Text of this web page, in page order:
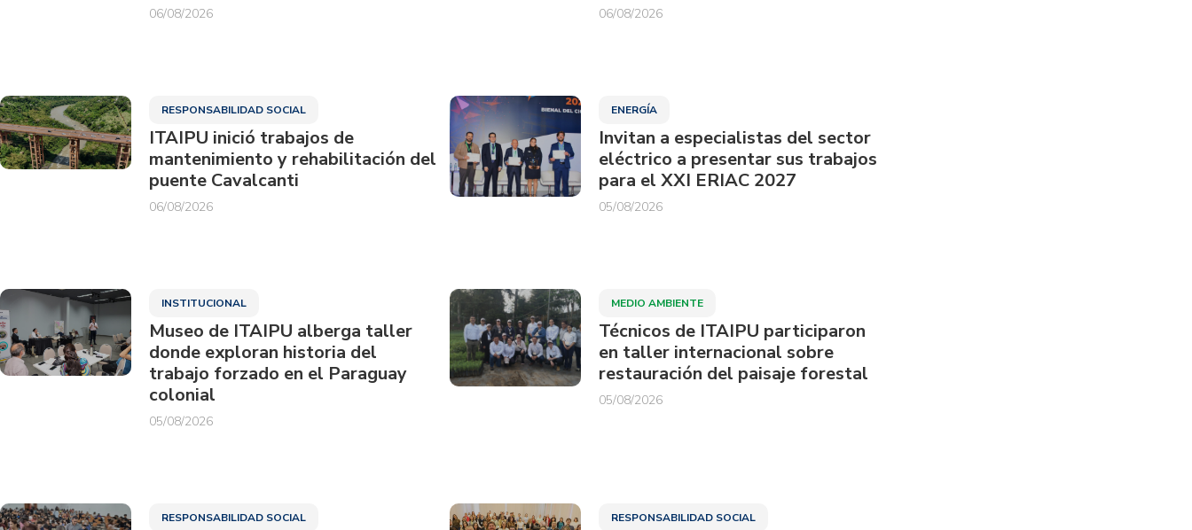
06/08/2026 06/08/2026
RESPONSABILIDAD SOCIAL
ITAIPU inició trabajos de
mantenimiento y rehabilitación del
puente Cavalcanti
06/08/2026
ENERGÍA
Invitan a especialistas del sector
eléctrico a presentar sus trabajos
para el XXI ERIAC 2027
05/08/2026
INSTITUCIONAL
Museo de ITAIPU alberga taller
donde exploran historia del
trabajo forzado en el Paraguay
colonial
05/08/2026
MEDIO AMBIENTE
Técnicos de ITAIPU participaron
en taller internacional sobre
restauración del paisaje forestal
05/08/2026
RESPONSABILIDAD SOCIAL RESPONSABILIDAD SOCIAL